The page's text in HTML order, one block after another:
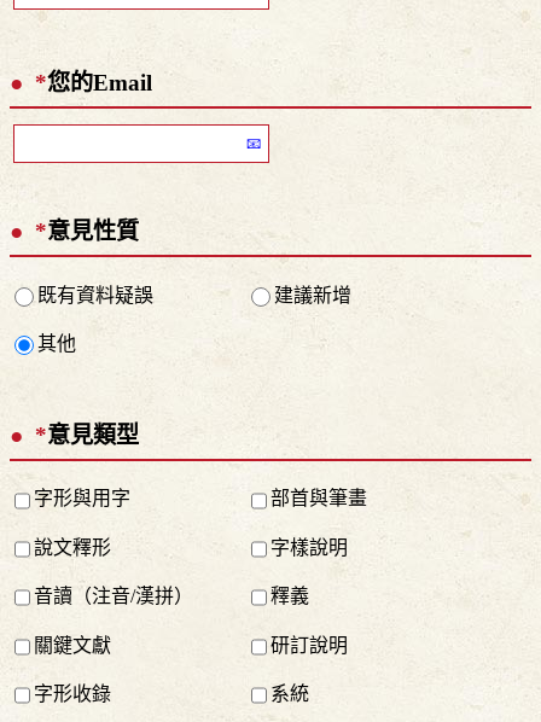
*您的Email
*意見性質
既有資料疑誤 建議新增
其他
*意見類型
字形與用字 部首與筆畫
說文釋形 字樣說明
音讀（注音/漢拼） 釋義
關鍵文獻 研訂說明
字形收錄 系統